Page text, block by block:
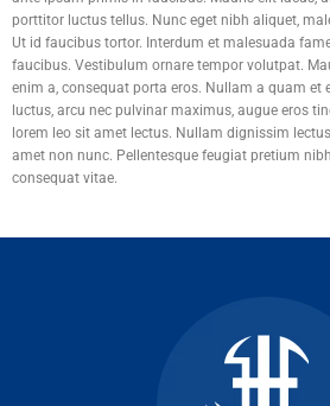
porttitor luctus tellus. Nunc eget nibh aliquet,
Ut id faucibus tortor. Interdum et malesuada
faucibus. Vestibulum ornare tempor volutpat.
enim a, consequat porta eros. Nullam a quam et
luctus, arcu nec pulvinar maximus, augue eros
lorem leo sit amet lectus. Nullam dignissim
amet non nunc. Pellentesque feugiat pretium
consequat vitae.